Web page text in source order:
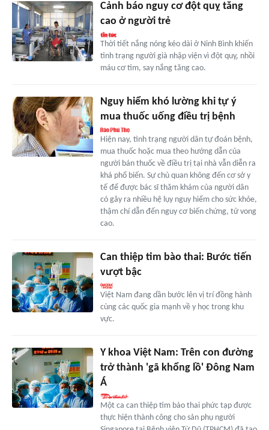
Cảnh báo nguy cơ đột quỵ tăng
cao ở người trẻ
Thời tiết nắng nóng kéo dài ở Ninh Bình khiến
tình trạng người già nhập viện vì đột quỵ, nhồi
máu cơ tim, say nắng tăng cao.
Nguy hiểm khó lường khi tự ý
mua thuốc uống điều trị bệnh
Hiện nay, tình trạng người dân tự đoán bệnh,
mua thuốc hoặc mua theo hướng dẫn của
người bán thuốc về điều trị tại nhà vẫn diễn ra
khá phổ biến. Sự chủ quan không đến cơ sở y
tế để được bác sĩ thăm khám của người dân
có gây ra nhiều hệ lụy nguy hiểm cho sức khỏe,
thậm chí dẫn đến nguy cơ biến chứng, tử vong
cao.
Can thiệp tim bào thai: Bước tiến
vượt bậc
Việt Nam đang dần bước lên vị trí đồng hành
cùng các quốc gia mạnh về y học trong khu
vực.
Y khoa Việt Nam: Trên con đường
trở thành 'gã khổng lồ' Đông Nam
Á
Một ca can thiệp tim bào thai phức tạp được
thực hiện thành công cho sản phụ người